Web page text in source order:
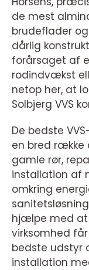
de mest
brudeflader
dårlig
forårsaget af
rodindvækst
netop her, at
Solbjerg VVS
De bedste
en bred række
gamle rør,
installation af
omkring
hjælpe med at
virksomhed
bedste udstyr
installation